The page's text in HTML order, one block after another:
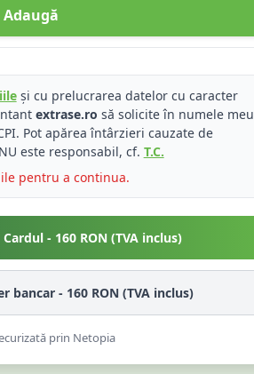
Adaugă
și cu prelucrarea datelor cu caracter
extrase.ro să solicite în numele meu
Pot apărea întârzieri cauzate de
este responsabil, cf. T.C.
pentru a continua.
- 160 RON (TVA inclus)
bancar - 160 RON (TVA inclus)
prin Netopia